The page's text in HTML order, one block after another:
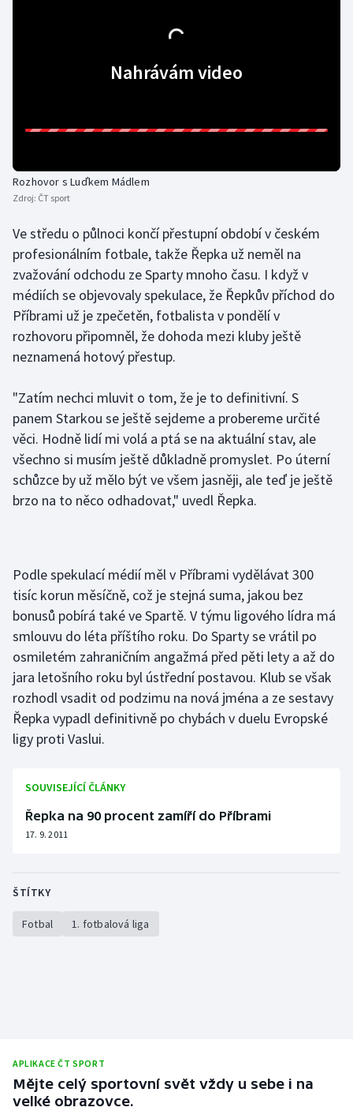
Olympijské hry
Parasport
Plavání
Plážový volejbal
Ragby
Rychlobruslení
Rychlostní kanoistika
Short track
Sportovní střelba
Triatlon
Veslování
Vodní slalom
Volejbal
Ostatní
Nahrávám video
Rozhovor s Luďkem Mádlem
Zdroj: ČT sport
Ve středu o půlnoci končí přestupní období v českém
profesionálním fotbale, takže Řepka už neměl na
zvažování odchodu ze Sparty mnoho času. I když v
médiích se objevovaly spekulace, že Řepkův příchod do
Příbrami už je zpečetěn, fotbalista v pondělí v
rozhovoru připomněl, že dohoda mezi kluby ještě
neznamená hotový přestup.
"Zatím nechci mluvit o tom, že je to definitivní. S
panem Starkou se ještě sejdeme a probereme určité
věci. Hodně lidí mi volá a ptá se na aktuální stav, ale
všechno si musím ještě důkladně promyslet. Po úterní
schůzce by už mělo být ve všem jasněji, ale teď je ještě
brzo na to něco odhadovat," uvedl Řepka.
Podle spekulací médií měl v Příbrami vydělávat 300
tisíc korun měsíčně, což je stejná suma, jakou bez
bonusů pobírá také ve Spartě. V týmu ligového lídra má
smlouvu do léta příštího roku. Do Sparty se vrátil po
osmiletém zahraničním angažmá před pěti lety a až do
jara letošního roku byl ústřední postavou. Klub se však
rozhodl vsadit od podzimu na nová jména a ze sestavy
Řepka vypadl definitivně po chybách v duelu Evropské
ligy proti Vaslui.
SOUVISEJÍCÍ ČLÁNKY
Řepka na 90 procent zamíří do Příbrami
17. 9. 2011
ŠTÍTKY
Fotbal 1. fotbalová liga
APLIKACE ČT SPORT
Mějte celý sportovní svět vždy u sebe i na
velké obrazovce.